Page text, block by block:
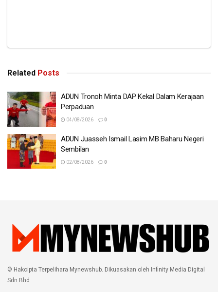
Related Posts
ADUN Tronoh Minta DAP Kekal Dalam Kerajaan
Perpaduan
04/08/2026 0
ADUN Juasseh Ismail Lasim MB Baharu Negeri
Sembilan
02/08/2026 0
© Hakcipta Terpelihara Mynewshub. Dikuasakan oleh Infinity Media Digital
Sdn Bhd